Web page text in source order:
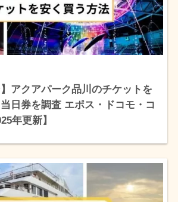
】アクアパーク品川のチケットを
日券を調査 エポス・ドコモ・コ
年更新】